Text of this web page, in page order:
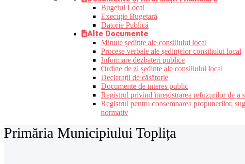
Bugetul Local
Execuție Bugetară
Datorie Publică
Alte Documente
Minute ședințe ale consiliului local
Procese verbale ale ședințelor consiliului local
Informare dezbateri publice
Ordine de zi ședințe ale consiliului local
Declarații de căsătorie
Documente de interes public
Registrul privind înregistrarea refuzurilor de a
Registrul pentru consemnarea propunerilor,
normativ
Primăria Municipiului Toplița